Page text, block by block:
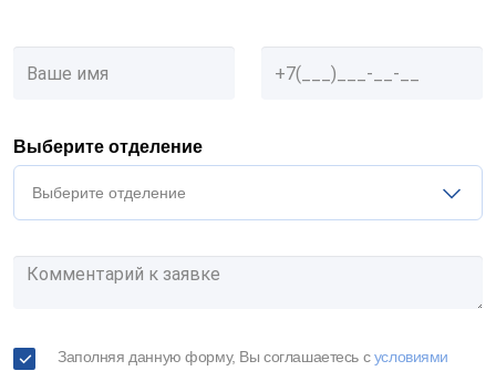
Выберите отделение
Выберите отделение
Заполняя данную форму, Вы соглашаетесь cусловиями